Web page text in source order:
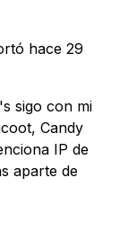
hace 29
sigo con mi
Candy
IP de
aparte de